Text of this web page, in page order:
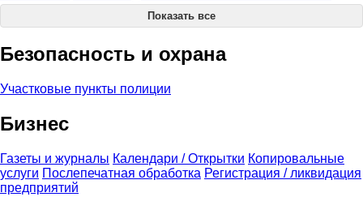
Показать все
Безопасность и охрана
Участковые пункты полиции
Бизнес
Газеты и журналы Календари / Открытки Копировальные
услуги Послепечатная обработка Регистрация / ликвидация
предприятий